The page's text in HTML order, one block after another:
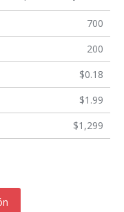
700
200
$0.18
$1.99
$1,299